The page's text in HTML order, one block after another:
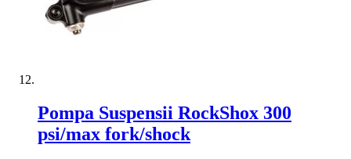
Pompa Suspensii RockShox 300
psi/max fork/shock